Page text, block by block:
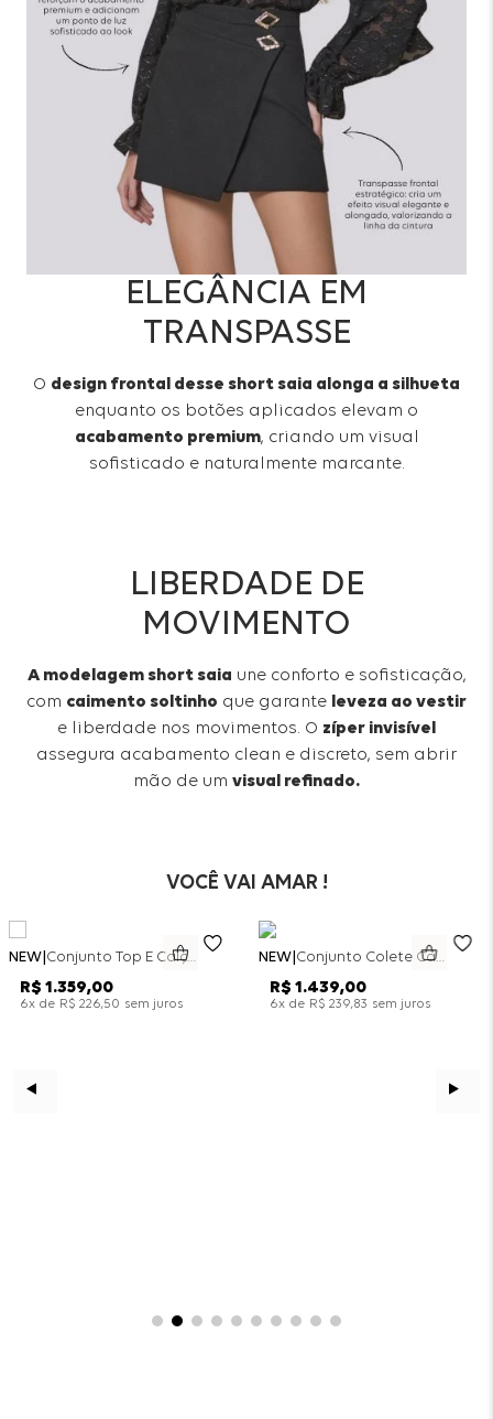
ELEGÂNCIA EM
TRANSPASSE
O design frontal desse short saia alonga a silhueta
enquanto os botões aplicados elevam o
acabamento premium, criando um visual
sofisticado e naturalmente marcante.
LIBERDADE DE
MOVIMENTO
A modelagem short saia une conforto e sofisticação,
com caimento soltinho que garante leveza ao vestir
e liberdade nos movimentos. O zíper invisível
assegura acabamento clean e discreto, sem abrir
mão de um visual refinado.
VOCÊ VAI AMAR !
NEW Conjunto Top E Calça Wide Leg Bicolor Alfaitaria - Off White
R$ 1 .359,00
6x de R$ 226,50 sem juros
NEW Conjunto Colete Calça Barril Bicolor Alfaiataria - Off White
R$ 1 .439,00
6x de R$ 239,83 sem juros